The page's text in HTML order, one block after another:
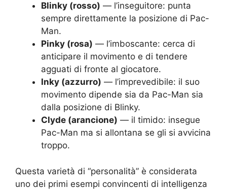
Blinky (rosso) — l’inseguitore: punta
sempre direttamente la posizione di Pac-
Man.
Pinky (rosa) — l’imboscante: cerca di
anticipare il movimento e di tendere
agguati di fronte al giocatore.
Inky (azzurro) — l’imprevedibile: il suo
movimento dipende sia da Pac-Man sia
dalla posizione di Blinky.
Clyde (arancione) — il timido: insegue
Pac-Man ma si allontana se gli si avvicina
troppo.
Questa varietà di “personalità” è considerata
uno dei primi esempi convincenti di intelligenza